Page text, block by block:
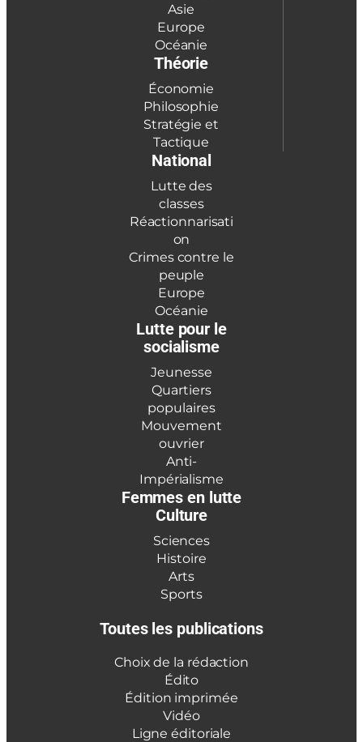
Asie
Europe
Océanie
Théorie
Économie
Philosophie
Stratégie et
Tactique
National
Lutte des
classes
Réactionnarisati
on
Crimes contre le
peuple
Europe
Océanie
Lutte pour le
socialisme
Jeunesse
Quartiers
populaires
Mouvement
ouvrier
Anti-
Impérialisme
Femmes en lutte
Culture
Sciences
Histoire
Arts
Sports
Toutes les publications
Choix de la rédaction
Édito
Édition imprimée
Vidéo
Ligne éditoriale